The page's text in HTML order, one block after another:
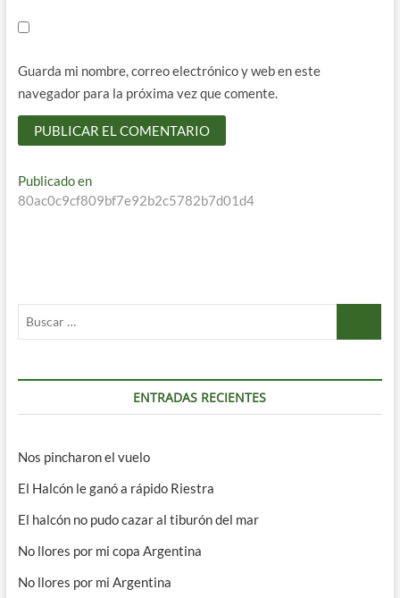
Guarda mi nombre, correo electrónico y web en este
navegador para la próxima vez que comente.
Navegación
de
Publicado en
80ac0c9cf809bf7e92b2c5782b7d01d4
ENTRADAS RECIENTES
Nos pincharon el vuelo
El Halcón le ganó a rápido Riestra
El halcón no pudo cazar al tiburón del mar
No llores por mi copa Argentina
No llores por mi Argentina